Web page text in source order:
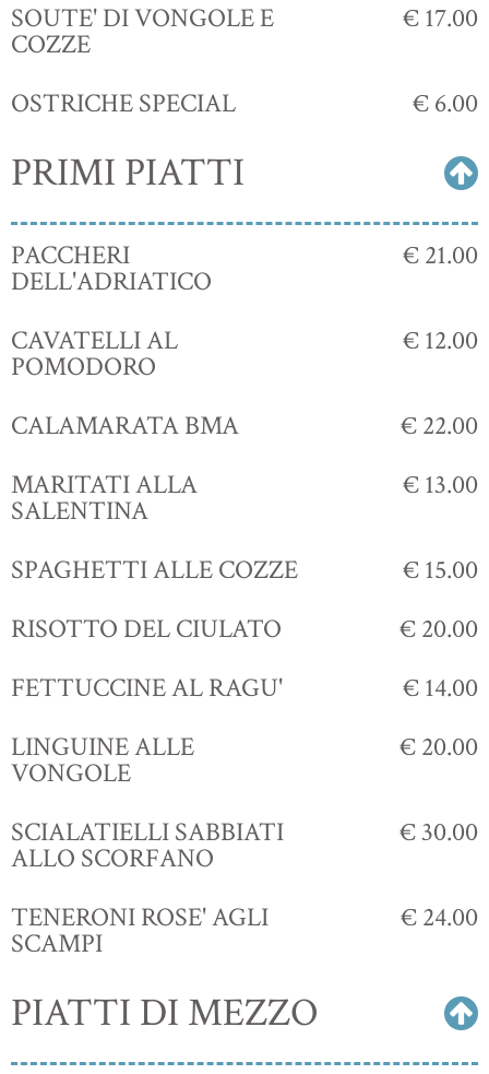
SOUTE' DI VONGOLE E
COZZE
€ 17.00
OSTRICHE SPECIAL € 6.00
PRIMI PIATTI
PACCHERI
DELL'ADRIATICO
€ 21.00
CAVATELLI AL
POMODORO
€ 12.00
CALAMARATA BMA
€ 22.00
MARITATI ALLA
SALENTINA
€ 13.00
SPAGHETTI ALLE COZZE
€ 15.00
RISOTTO DEL CIULATO
€ 20.00
FETTUCCINE AL RAGU'
€ 14.00
LINGUINE ALLE
VONGOLE
€ 20.00
SCIALATIELLI SABBIATI
ALLO SCORFANO
€ 30.00
TENERONI ROSE' AGLI
SCAMPI
€ 24.00
PIATTI DI MEZZO